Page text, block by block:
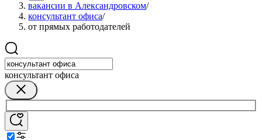
вакансии в Александровском/
консультант офиса/
от прямых работодателей
консультант офиса